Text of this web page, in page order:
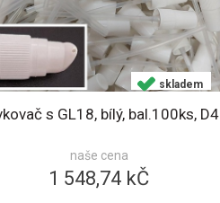
s GL18, bílý, bal.100ks, D4
naše cena
1 548,74 kČ
skladem